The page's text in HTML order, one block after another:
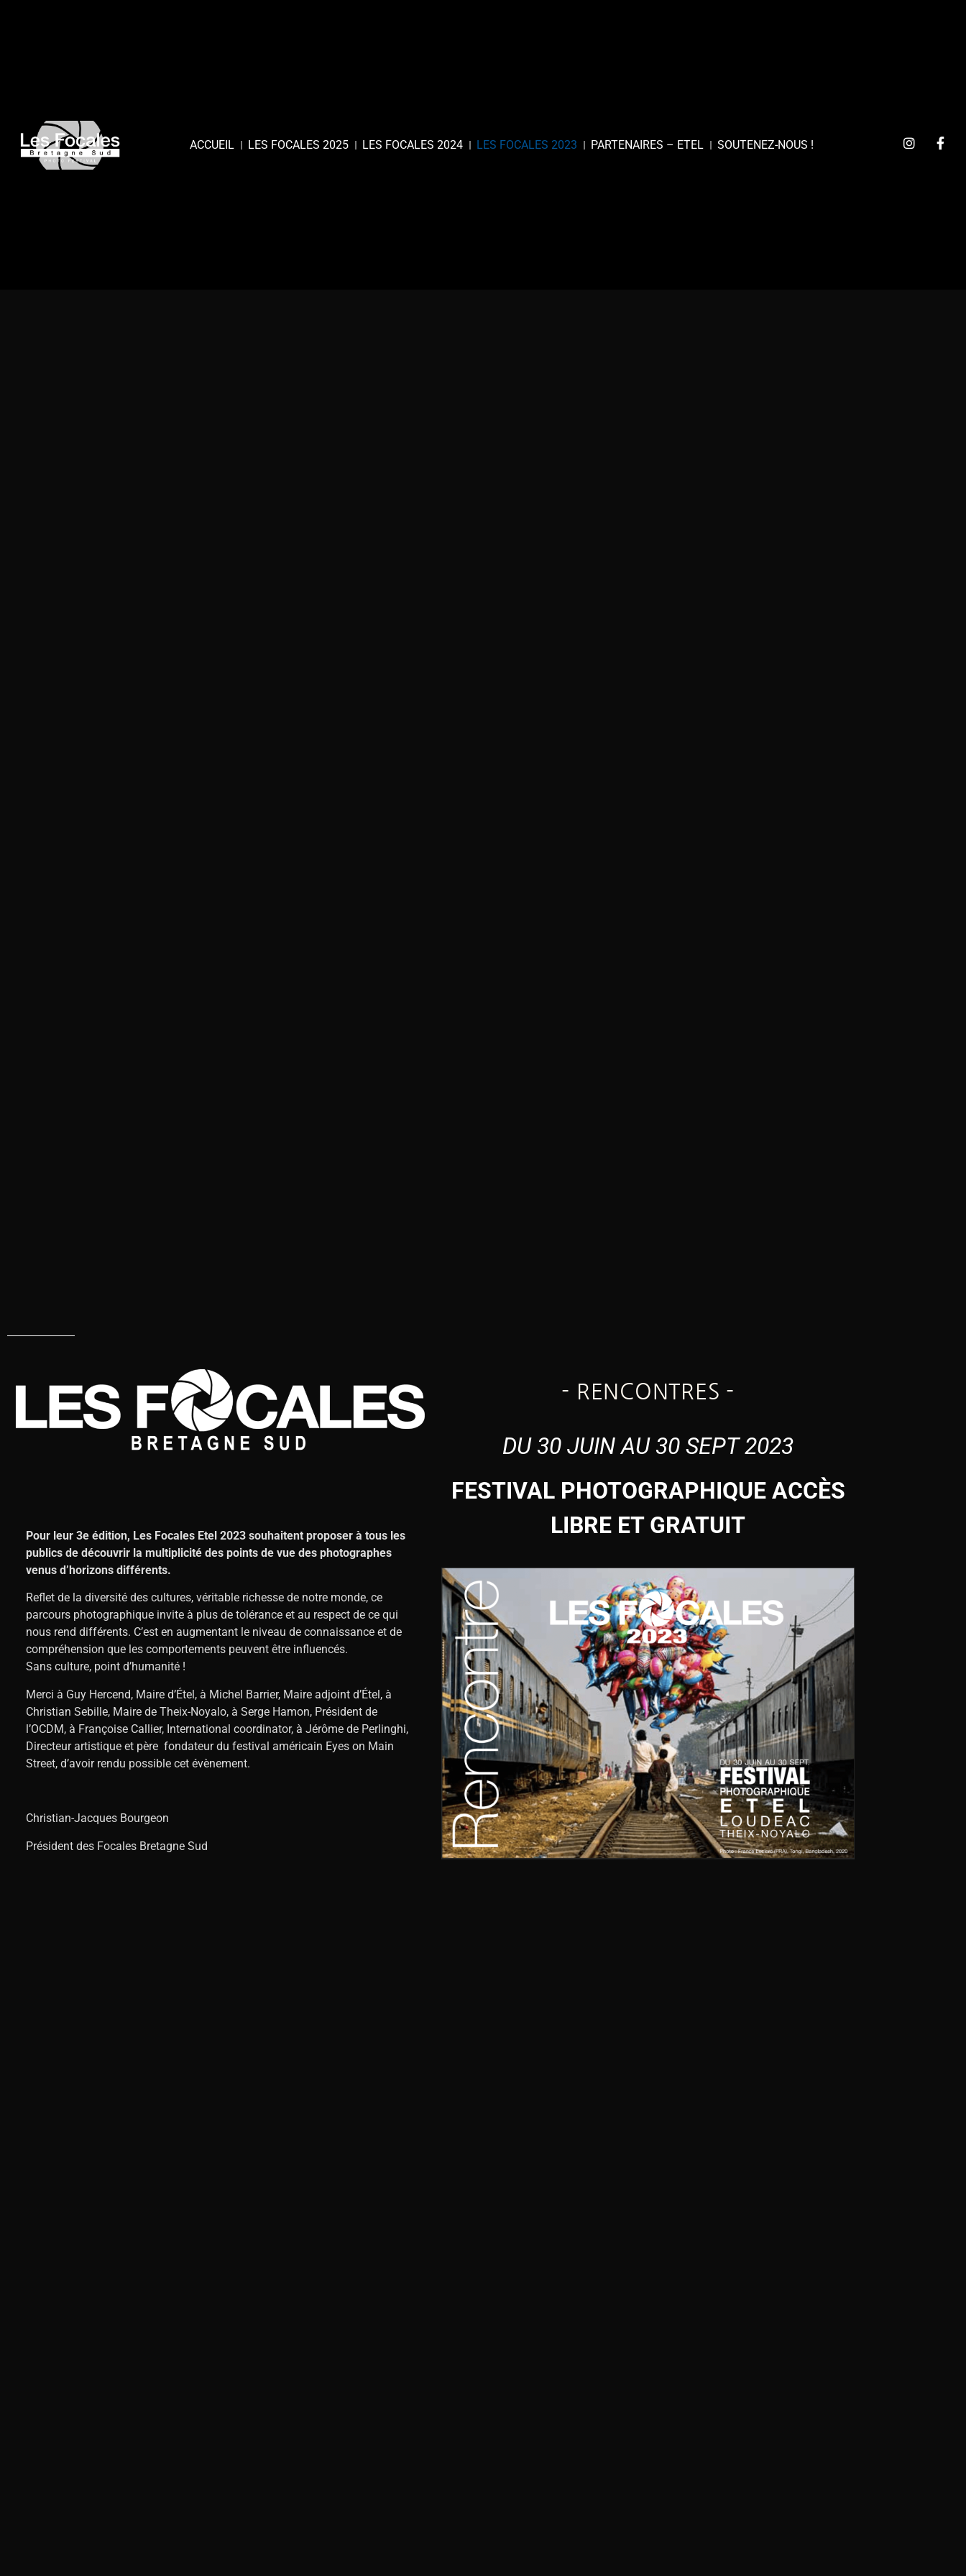
ACCUEIL LES FOCALES 2025 LES FOCALES 2024 LES FOCALES 2023 PARTENAIRES – ETEL SOUTENEZ-NOUS !
Pour leur 3e édition, Les Focales Etel 2023 souhaitent proposer à tous les
publics de découvrir la multiplicité des points de vue des photographes
venus d’horizons différents.
Reflet de la diversité des cultures, véritable richesse de notre monde, ce
parcours photographique invite à plus de tolérance et au respect de ce qui
nous rend différents. C’est en augmentant le niveau de connaissance et de
compréhension que les comportements peuvent être influencés.
Sans culture, point d’humanité !
Merci à Guy Hercend, Maire d’Étel, à Michel Barrier, Maire adjoint d’Étel, à
Christian Sebille, Maire de Theix-Noyalo, à Serge Hamon, Président de
l’OCDM, à Françoise Callier, International coordinator, à Jérôme de Perlinghi,
Directeur artistique et père fondateur du festival américain Eyes on Main
Street, d’avoir rendu possible cet évènement.
Christian-Jacques Bourgeon
Président des Focales Bretagne Sud
- RENCONTRES -
DU 30 JUIN AU 30 SEPT 2023
FESTIVAL PHOTOGRAPHIQUE ACCÈS
LIBRE ET GRATUIT